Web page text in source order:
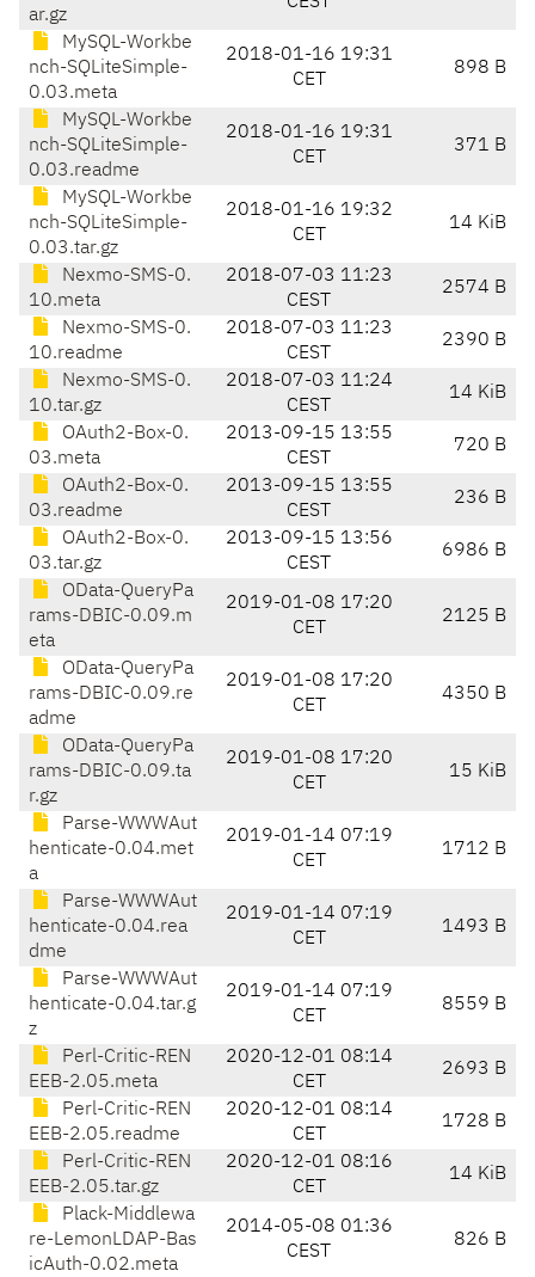
ar.gz
MySQL-Workbe
nch-SQLiteSimple-
0.03.meta
2018-01-16 19:31
CET
898 B
MySQL-Workbe
nch-SQLiteSimple-
0.03.readme
2018-01-16 19:31
CET
371 B
MySQL-Workbe
nch-SQLiteSimple-
0.03.tar.gz
2018-01-16 19:32
CET
14 KiB
Nexmo-SMS-0.
10.meta
2018-07-03 11:23
CEST
2574 B
Nexmo-SMS-0.
10.readme
2018-07-03 11:23
CEST
2390 B
Nexmo-SMS-0.
10.tar.gz
2018-07-03 11:24
CEST
14 KiB
OAuth2-Box-0.
03.meta
2013-09-15 13:55
CEST
720 B
OAuth2-Box-0.
03.readme
2013-09-15 13:55
CEST
236 B
OAuth2-Box-0.
03.tar.gz
2013-09-15 13:56
CEST
6986 B
OData-QueryPa
rams-DBIC-0.09.m
eta
2019-01-08 17:20
CET
2125 B
OData-QueryPa
rams-DBIC-0.09.re
adme
2019-01-08 17:20
CET
4350 B
OData-QueryPa
rams-DBIC-0.09.ta
r.gz
2019-01-08 17:20
CET
15 KiB
Parse-WWWAut
henticate-0.04.met
a
2019-01-14 07:19
CET
1712 B
Parse-WWWAut
henticate-0.04.rea
dme
2019-01-14 07:19
CET
1493 B
Parse-WWWAut
henticate-0.04.tar.g
z
2019-01-14 07:19
CET
8559 B
Perl-Critic-REN
EEB-2.05.meta
2020-12-01 08:14
CET
2693 B
Perl-Critic-REN
EEB-2.05.readme
2020-12-01 08:14
CET
1728 B
Perl-Critic-REN
EEB-2.05.tar.gz
2020-12-01 08:16
CET
14 KiB
Plack-Middlewa
re-LemonLDAP-Bas
icAuth-0.02.meta
2014-05-08 01:36
CEST
826 B